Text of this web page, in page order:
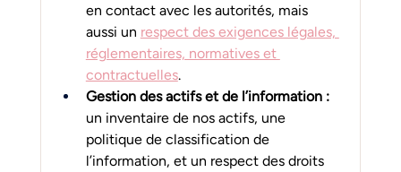
en contact avec les autorités, mais
aussi un respect des exigences légales,
réglementaires, normatives et
contractuelles.
Gestion des actifs et de l’information :
un inventaire de nos actifs, une
politique de classification de
l’information, et un respect des droits